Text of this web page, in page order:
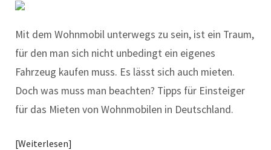
Mit dem Wohnmobil unterwegs zu sein, ist ein Traum,
für den man sich nicht unbedingt ein eigenes
Fahrzeug kaufen muss. Es lässt sich auch mieten.
Doch was muss man beachten? Tipps für Einsteiger
für das Mieten von Wohnmobilen in Deutschland.
Weiterlesen